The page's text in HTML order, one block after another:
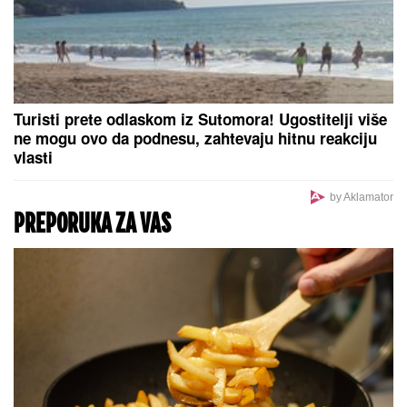
Turisti prete odlaskom iz Sutomora! Ugostitelji više
ne mogu ovo da podnesu, zahtevaju hitnu reakciju
vlasti
by Aklamator
PREPORUKA ZA VAS